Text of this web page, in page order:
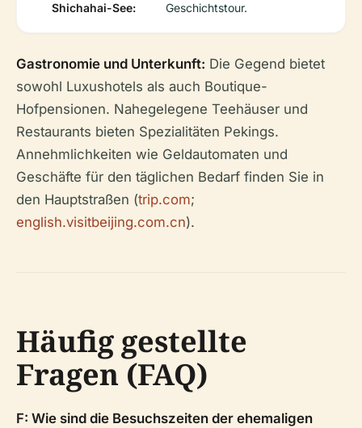
Shichahai-See:
Geschichtstour.
Gastronomie und Unterkunft: Die Gegend bietet
sowohl Luxushotels als auch Boutique-
Hofpensionen. Nahegelegene Teehäuser und
Restaurants bieten Spezialitäten Pekings.
Annehmlichkeiten wie Geldautomaten und
Geschäfte für den täglichen Bedarf finden Sie in
den Hauptstraßen (trip.com;
english.visitbeijing.com.cn).
Häufig gestellte
Fragen (FAQ)
F: Wie sind die Besuchszeiten der ehemaligen